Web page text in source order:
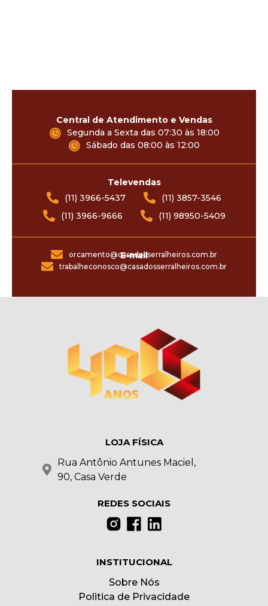
Central de Atendimento e Vendas
Segunda a Sexta das 07:30 às 18:00
Sábado das 08:00 às 12:00
Televendas
(11) 3966-5437
(11) 3857-3546
(11) 3966-9666
(11) 98950-5409
E-mail
orcamento@casadosserralheiros.com.br
trabalheconosco@casadosserralheiros.com.br
LOJA FÍSICA
Rua Antônio Antunes Maciel,
90, Casa Verde
REDES SOCIAIS
INSTITUCIONAL
Sobre Nós
Politica de Privacidade